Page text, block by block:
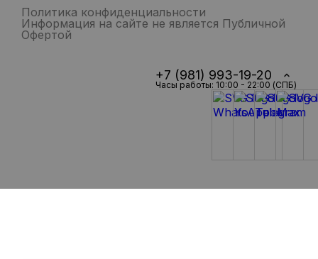
Политика конфиденциальности
Информация на сайте не является Публичной
Офертой
+7 (981) 993-19-20
Часы работы: 10:00 - 22:00 (СПБ)